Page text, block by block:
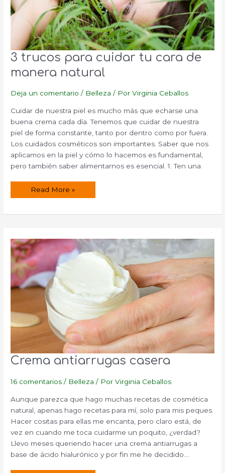
3 trucos para cuidar tu cara de
manera natural
Deja un comentario / Belleza / PorVirginia Ceballos
Cuidar de nuestra piel es mucho más que echarse una
buena crema cada día. Tenemos que cuidar de nuestra
piel de forma constante, tanto por dentro como por fuera.
Los cuidados cosméticos son importantes. Saber que nos
aplicamos en la piel y cómo lo hacemos es fundamental,
pero también saber alimentarnos es esencial. 1. Ten una
3
tu
natural
Read More »
Crema antiarrugas casera
16 comentarios / Belleza / PorVirginia Ceballos
Aunque parezca que hago muchas recetas de cosmética
natural, apenas hago recetas para mí, solo para mis peques.
Hacer cositas para ellas me encanta, pero claro está, de
vez en cuando me toca cuidarme un poquito, ¿verdad?
Llevo meses queriendo hacer una crema antiarrugas a
base de ácido hialurónico y por fin me he decidido.…